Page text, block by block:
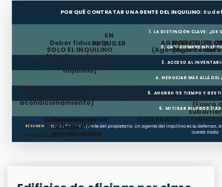
POR QUÉ CONTRATAR UN AGENTE DEL INQUILINO: Su
1. LA DISTINCIÓN CLAVE: ¿DE
AGENTE DEL
(Agente de
EN
ALQUILER
AGENTE DEL
(Agente del
Deber fiduciario:
SOLO EL INQUILINO
(Alquiler más bajo,
mejores condiciones para el
inquilino)
2. CASI SIEMPRE NO LE
3. ACCESO AL
4. NEGOCIAR MÁS ALLÁ DEL
El propietario
paga la comisión
Webs públicas
(Limitadas/desactualizadas) Y
(Fuera
CARENCIA DE
ALQUILER
AYUDA PARA OBRAS
(Efectivo para
acondicionamiento)
5. AHORRO DE TIEMPO Y
6. MITIGAR RIESGOS
Búsqueda,
visitas,
solicitudes de oferta
Cláusulas de
reposición
Penalizaciones
por
permanencia
CONTRATO
RESUMEN:
No confíe en el agente del propietario. Un agente del inquilino es su
cuesta nada.